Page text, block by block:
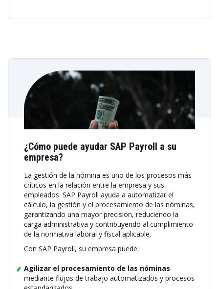
¿Cómo puede ayudar SAP Payroll a su
empresa?
La gestión de la nómina es uno de los procesos más
críticos en la relación entre la empresa y sus
empleados. SAP Payroll ayuda a automatizar el
cálculo, la gestión y el procesamiento de las nóminas,
garantizando una mayor precisión, reduciendo la
carga administrativa y contribuyendo al cumplimiento
de la normativa laboral y fiscal aplicable.
Con SAP Payroll, su empresa puede:
Agilizar el procesamiento de las nóminas
mediante flujos de trabajo automatizados y procesos